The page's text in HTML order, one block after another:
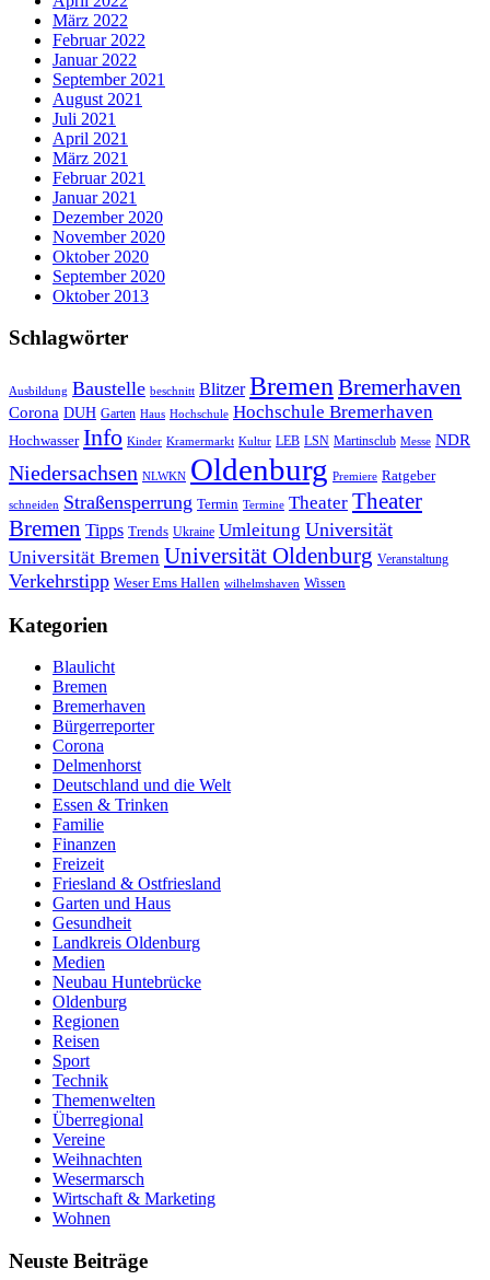
März 2022
Februar 2022
Januar 2022
September 2021
August 2021
Juli 2021
April 2021
März 2021
Februar 2021
Januar 2021
Dezember 2020
November 2020
Oktober 2020
September 2020
Oktober 2013
Schlagwörter
Ausbildung Baustelle beschnitt Blitzer Bremen Bremerhaven
Corona DUH Garten Haus Hochschule Hochschule Bremerhaven
Hochwasser Info Kinder Kramermarkt Kultur LEB LSN Martinsclub Messe NDR
Niedersachsen NLWKN Oldenburg Premiere Ratgeber
schneiden Straßensperrung Termin Termine Theater Theater
Bremen Tipps Trends Ukraine Umleitung Universität
Universität Bremen Universität Oldenburg Veranstaltung
Verkehrstipp Weser Ems Hallen wilhelmshaven Wissen
Kategorien
Blaulicht
Bremen
Bremerhaven
Bürgerreporter
Corona
Delmenhorst
Deutschland und die Welt
Essen & Trinken
Familie
Finanzen
Freizeit
Friesland & Ostfriesland
Garten und Haus
Gesundheit
Landkreis Oldenburg
Medien
Neubau Huntebrücke
Oldenburg
Regionen
Reisen
Sport
Technik
Themenwelten
Überregional
Vereine
Weihnachten
Wesermarsch
Wirtschaft & Marketing
Wohnen
Neuste Beiträge